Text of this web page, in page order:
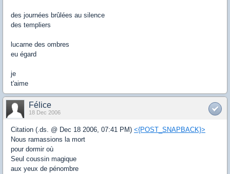
des journées brûlées au silence
des templiers
lucarne des ombres
eu égard
je
t'aime
Félice
18 Dec 2006
Citation (.ds. @ Dec 18 2006, 07:41 PM) <{POST_SNAPBACK}>
Nous ramassions la mort
pour dormir où
Seul coussin magique
aux yeux de pénombre